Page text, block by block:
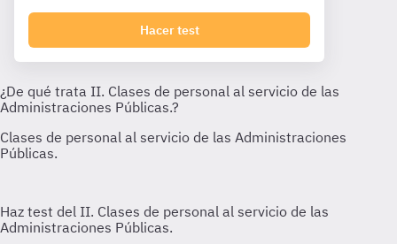
Hacer test